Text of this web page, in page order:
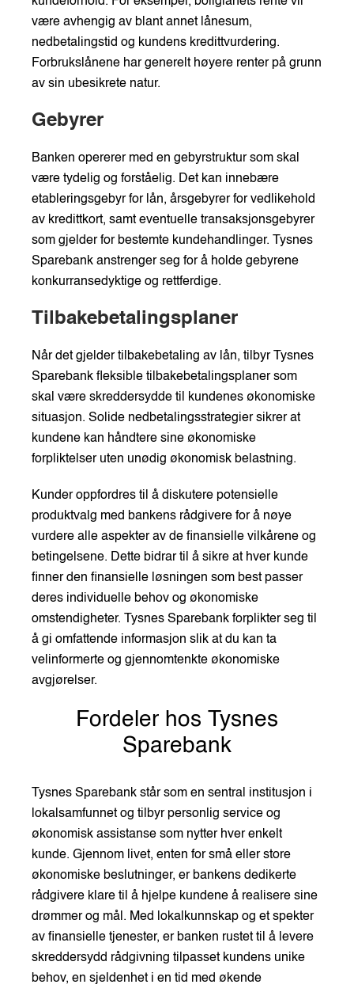
være avhengig av blant annet lånesum,
nedbetalingstid og kundens kredittvurdering.
Forbrukslånene har generelt høyere renter på grunn
av sin ubesikrete natur.
Gebyrer
Banken opererer med en gebyrstruktur som skal
være tydelig og forståelig. Det kan innebære
etableringsgebyr for lån, årsgebyrer for vedlikehold
av kredittkort, samt eventuelle transaksjonsgebyrer
som gjelder for bestemte kundehandlinger. Tysnes
Sparebank anstrenger seg for å holde gebyrene
konkurransedyktige og rettferdige.
Tilbakebetalingsplaner
Når det gjelder tilbakebetaling av lån, tilbyr Tysnes
Sparebank fleksible tilbakebetalingsplaner som
skal være skreddersydde til kundenes økonomiske
situasjon. Solide nedbetalingsstrategier sikrer at
kundene kan håndtere sine økonomiske
forpliktelser uten unødig økonomisk belastning.
Kunder oppfordres til å diskutere potensielle
produktvalg med bankens rådgivere for å nøye
vurdere alle aspekter av de finansielle vilkårene og
betingelsene. Dette bidrar til å sikre at hver kunde
finner den finansielle løsningen som best passer
deres individuelle behov og økonomiske
omstendigheter. Tysnes Sparebank forplikter seg til
å gi omfattende informasjon slik at du kan ta
velinformerte og gjennomtenkte økonomiske
avgjørelser.
Fordeler hos Tysnes
Sparebank
Tysnes Sparebank står som en sentral institusjon i
lokalsamfunnet og tilbyr personlig service og
økonomisk assistanse som nytter hver enkelt
kunde. Gjennom livet, enten for små eller store
økonomiske beslutninger, er bankens dedikerte
rådgivere klare til å hjelpe kundene å realisere sine
drømmer og mål. Med lokalkunnskap og et spekter
av finansielle tjenester, er banken rustet til å levere
skreddersydd rådgivning tilpasset kundens unike
behov, en sjeldenhet i en tid med økende